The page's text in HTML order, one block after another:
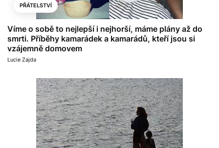
PŘÁTELSTVÍ
Víme o sobě to nejlepší i nejhorší, máme plány až do
smrti. Příběhy kamarádek a kamarádů, kteří jsou si
vzájemně domovem
Lucie Zajda